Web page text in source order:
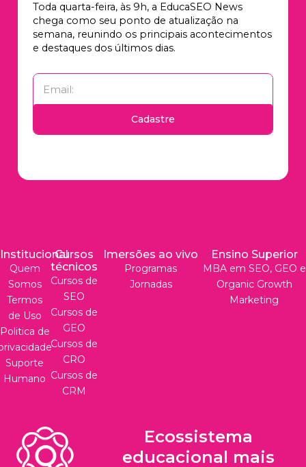
Toda quarta-feira, às 9h, a EducaSEO News
chega como seu ponto de atualização na
semana, reunindo os principais acontecimentos
e destaques dos últimos dias.
Cadastre
Institucional
Quem
Somos
Termos
de Uso
Politica de
Suporte
Humano
Cursos
técnicos
Cursos de
SEO
Cursos de
GEO
Cursos de
CRO
Cursos de
CRM
Imersões ao vivo
Programas
Jornadas
Ensino Superior
MBA em SEO, GEO e
Organic Growth
Marketing
Ecossistema
educacional mais